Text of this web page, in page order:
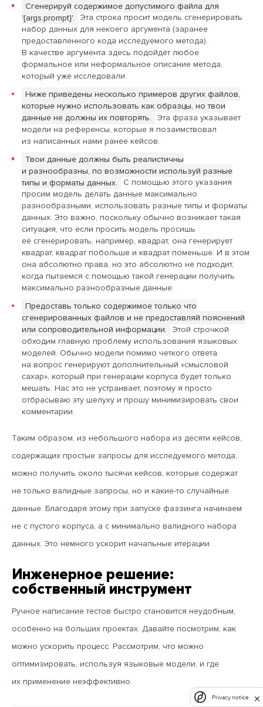
Сгенерируй содержимое допустимого файла для
'{args.prompt}'.
Эта строка просит модель сгенерировать
набор данных для некоего аргумента (заранее
предоставленного кода исследуемого метода).
В качестве аргумента здесь подойдёт любое
формальное или неформальное описание метода,
который уже исследовали.
Ниже приведены несколько примеров других файлов,
которые нужно использовать как образцы, но твои
данные не должны их повторять.
Эта фраза указывает
модели на референсы, которые я позаимствовал
из написанных нами ранее кейсов.
Твои данные должны быть реалистичны
и разнообразны, по возможности используй разные
типы и форматы данных.
С помощью этого указания
просим модель делать данные максимально
разнообразными, использовать разные типы и форматы
данных. Это важно, поскольку обычно возникает такая
ситуация, что если просить модель просишь
её сгенерировать, например, квадрат, она генерирует
квадрат, квадрат побольше и квадрат поменьше. И в этом
она абсолютно права, но это абсолютно не подходит,
когда пытаемся с помощью такой генерации получить
максимально разнообразные данные.
Предоставь только содержимое только что
сгенерированных файлов и не предоставляй пояснений
или сопроводительной информации.
Этой строчкой
обходим главную проблему использования языковых
моделей. Обычно модели помимо четкого ответа
на вопрос генерируют дополнительный «смысловой
сахар», который при генерации корпуса будет только
мешать. Нас это не устраивает, поэтому я просто
отбрасываю эту шелуху и прошу минимизировать свои
комментарии.
Таким образом, из небольшого набора из десяти кейсов,
содержащих простые запросы для исследуемого метода,
можно получить около тысячи кейсов, которые содержат
не только валидные запросы, но и какие-то случайные
данные. Благодаря этому при запуске фаззинга начинаем
не с пустого корпуса, а с минимально валидного набора
данных. Это немного ускорит начальные итерации.
Инженерное решение:
собственный инструмент
Ручное написание тестов быстро становится неудобным,
особенно на больших проектах. Давайте посмотрим, как
можно ускорить процесс. Рассмотрим, что можно
оптимизировать, используя языковые модели, и где
их применение неэффективно.
Privacy notice